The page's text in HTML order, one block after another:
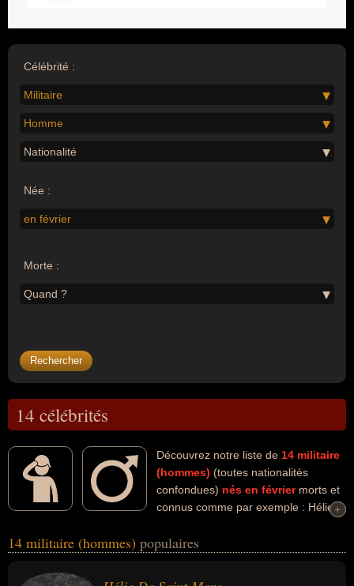
Célébrité :
Militaire
Homme
Nationalité
Née :
en février
Morte :
Quand ?
14 célébrités
Découvrez notre liste de 14 militaire
(hommes) (toutes nationalités
confondues) nés en février morts et
connus comme par exemple : Hélie
Chuck Yeager, Ibrahim Coulibaly, Jean De Lattre de Tassigny, Meir
personnalités (de sexe masculin) peuvent avoir des liens variés
+
+
14 militaire (hommes) populaires